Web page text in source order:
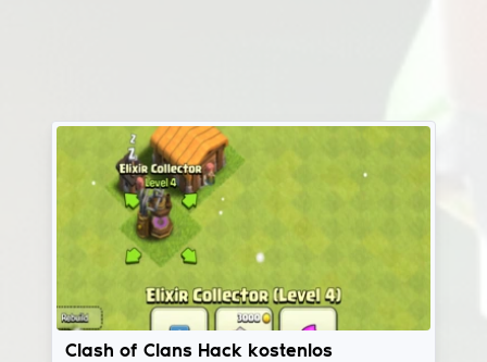
Null's Clash Of Clans
Clash of Clans Hack kostenlos